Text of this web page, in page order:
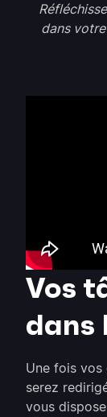
dans
Vos
dans
Une fois vos
serez
vous